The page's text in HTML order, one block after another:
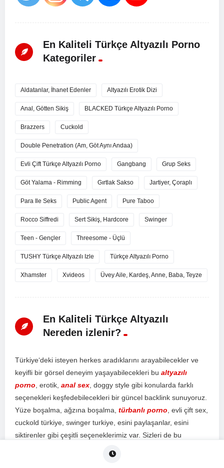
En Kaliteli Türkçe Altyazılı Porno
Kategoriler
Aldatanlar, İhanet Edenler Altyazılı Erotik Dizi
Anal, Götten Sikiş BLACKED Türkçe Altyazılı Porno
Brazzers Cuckold
Double Penetration (Am, Göt Aynı Andaa)
Evli Çift Türkçe Altyazılı Porno Gangbang Grup Seks
Göt Yalama - Rimming Gırtlak Sakso Jartiyer, Çoraplı
Para Ile Seks Public Agent Pure Taboo
Rocco Siffredi Sert Sikiş, Hardcore Swinger
Teen - Gençler Threesome - Üçlü
TUSHY Türkçe Altyazılı Izle Türkçe Altyazılı Porno
Xhamster Xvideos Üvey Aile, Kardeş, Anne, Baba, Teyze
En Kaliteli Türkçe Altyazılı
Nereden izlenir?
Türkiye‘deki isteyen herkes aradıklarını arayabilecekler ve
keyifli bir görsel deneyim yaşayabilecekleri bu altyazılı
porno erotik anal sex doggy style gibi konularda farklı
seçenekleri keşfedebilecekleri bir güncel backlink sunuyoruz
Yüze boşalma ağzına boşalma türbanlı porno evli çift sex
cuckold türkiye swinger turkiye esini paylaşanlar, esini
siktirenler gibi çeşitli seçeneklerimiz var. Sizleri de bu